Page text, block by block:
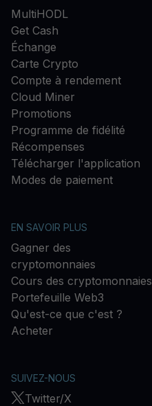
MultiHODL
Get Cash
Échange
Carte Crypto
Compte à rendement
Cloud Miner
Promotions
Programme de fidélité
Récompenses
Télécharger l'application
Modes de paiement
EN SAVOIR PLUS
Gagner des
cryptomonnaies
Cours des cryptomonnaies
Portefeuille Web3
Qu'est-ce que c'est ?
Acheter
SUIVEZ-NOUS
Twitter/X